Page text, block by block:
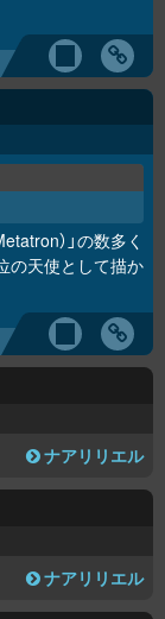
）」の数多く
の天使として描か
ナアリリエル
ナアリリエル